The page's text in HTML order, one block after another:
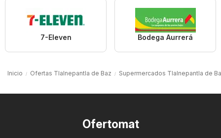
7-Eleven Bodega Aurrerá
Inicio Ofertas Tlalnepantla de Baz Supermercados Tlalnepantla de
Ofertomat